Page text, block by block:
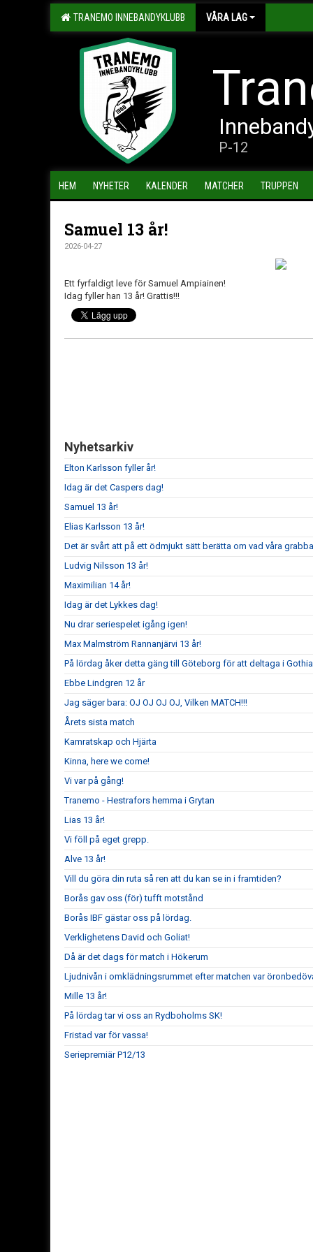
TRANEMO INNEBANDYKLUBB VÅRA LAG
P-12
HEM NYHETER KALENDER MATCHER TRUPPEN
Samuel 13 år!
2026-04-27
Ett fyrfaldigt leve för Samuel Ampiainen!
Idag fyller han 13 år! Grattis!!!
Nyhetsarkiv
Elton Karlsson fyller år!
Idag är det Caspers dag!
Samuel 13 år!
Elias Karlsson 13 år!
Det är svårt att på ett ödmjukt sätt berätta om vad våra
Ludvig Nilsson 13 år!
Maximilian 14 år!
Idag är det Lykkes dag!
Nu drar seriespelet igång igen!
Max Malmström Rannanjärvi 13 år!
På lördag åker detta gäng till Göteborg för att deltaga i
Ebbe Lindgren 12 år
Jag säger bara: OJ OJ OJ OJ, Vilken MATCH!!!
Årets sista match
Kamratskap och Hjärta
Kinna, here we come!
Vi var på gång!
Tranemo - Hestrafors hemma i Grytan
Lias 13 år!
Vi föll på eget grepp.
Alve 13 år!
Vill du göra din ruta så ren att du kan se in i framtiden?
Borås gav oss (för) tufft motstånd
Borås IBF gästar oss på lördag.
Verklighetens David och Goliat!
Då är det dags för match i Hökerum
Ljudnivån i omklädningsrummet efter matchen var
Mille 13 år!
På lördag tar vi oss an Rydboholms SK!
Fristad var för vassa!
Seriepremiär P12/13